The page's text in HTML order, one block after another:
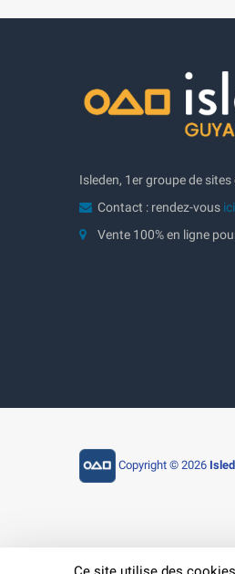
Isleden, 1er groupe de
Contact : rendez-vous ici
Vente 100% en ligne
Copyright © 2026